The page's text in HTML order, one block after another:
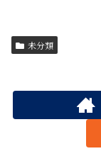
未分類